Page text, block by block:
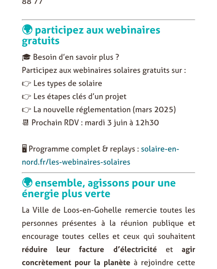
🌍 participez aux webinaires
gratuits
🎓 Besoin d’en savoir plus ?
Participez aux webinaires solaires gratuits sur :
👉 Les types de solaire
👉 Les étapes clés d’un projet
👉 La nouvelle réglementation (mars 2025)
📆 Prochain RDV : mardi 3 juin à 12h30
🖥️ Programme complet & replays : solaire-en-
nord.fr/les-webinaires-solaires
🌍 ensemble, agissons pour une
énergie plus verte
La Ville de Loos-en-Gohelle remercie toutes les
personnes présentes à la réunion publique et
encourage toutes celles et ceux qui souhaitent
réduire leur facture d’électricitéetagir
concrètement pour la planète à rejoindre cette